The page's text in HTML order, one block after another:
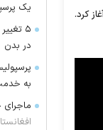
آغاز کرد.
یک
۵
در بدن
به
ماجرای